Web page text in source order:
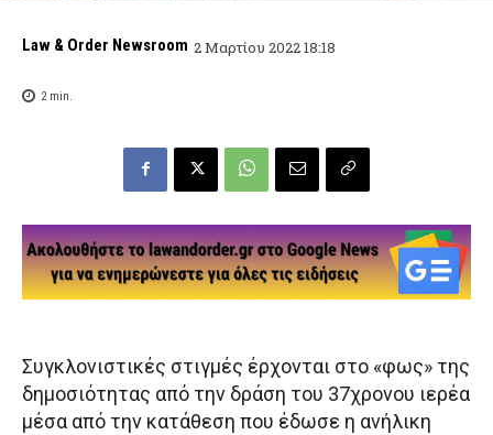
Law & Order Newsroom 2 Μαρτίου 2022 18:18
2min.
Συγκλονιστικές στιγμές έρχονται στο «φως» της
δημοσιότητας από την δράση του 37χρονου ιερέα
μέσα από την κατάθεση που έδωσε η ανήλικη